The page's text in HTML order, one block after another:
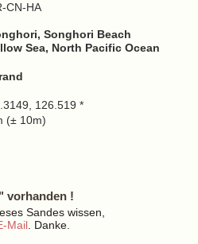
CN-HA
Songhori Beach
Sea, North Pacific Ocean
126.519 *
(± 10m)
vorhanden !
Sandes wissen,
Mail . Danke.